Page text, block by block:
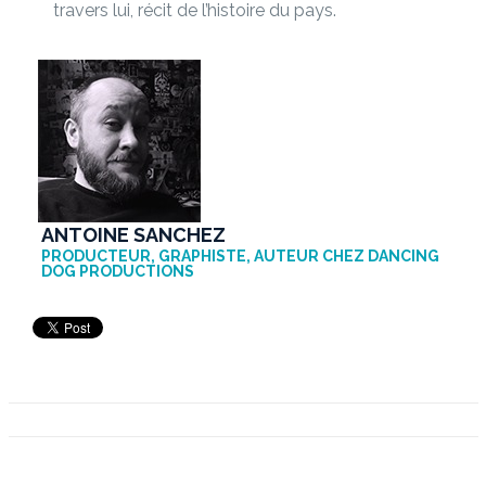
travers lui, récit de l’histoire du pays.
ANTOINE SANCHEZ
PRODUCTEUR, GRAPHISTE, AUTEUR CHEZ DANCING
DOG PRODUCTIONS